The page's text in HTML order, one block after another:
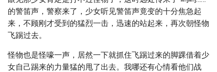
的警笛声，警察来了，少女听见警笛声竟变的十分焦急起
来，不顾刚才受到的猛烈一击，迅速的站起来，再次朝怪物
飞踢过去。
怪物也是怪嚎一声，居然一下就抓住飞踢过来的脚踝借着少
女自己踢来的力量猛的甩了出去。我哪还有心情看他们战